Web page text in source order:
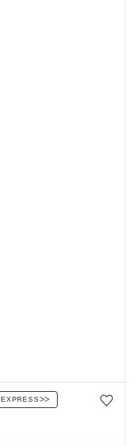
Favorilere ekle/çıkar
EXPRESSᐳᐳ